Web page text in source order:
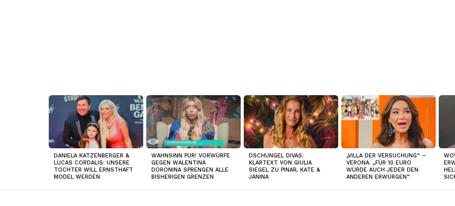
TOP
NEWS
DANIELA KATZENBERGER &
LUCAS CORDALIS: UNSERE
TOCHTER WILL ERNSTHAFT
MODEL WERDEN
WAHNSINN PUR! VORWÜRFE
GEGEN WALENTINA
DORONINA SPRENGEN ALLE
BISHERIGEN GRENZEN
DSCHUNGEL DIVAS:
KLARTEXT VON GIULIA
SIEGEL ZU PINAR, KATE &
JANINA
„VILLA DER VERSUCHUNG“ –
VERONA: „FÜR 10 EURO
WÜRDE AUCH JEDER DEN
ANDEREN ERWÜRGEN“